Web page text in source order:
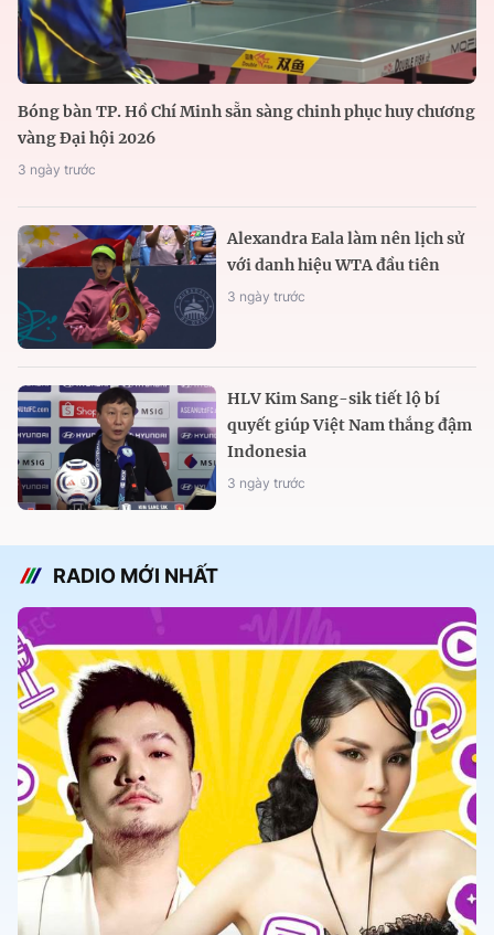
Bóng bàn TP. Hồ Chí Minh sẵn sàng chinh phục huy chương
vàng Đại hội 2026
3 ngày trước
Alexandra Eala làm nên lịch sử
với danh hiệu WTA đầu tiên
3 ngày trước
HLV Kim Sang-sik tiết lộ bí
quyết giúp Việt Nam thắng đậm
Indonesia
3 ngày trước
RADIO MỚI NHẤT